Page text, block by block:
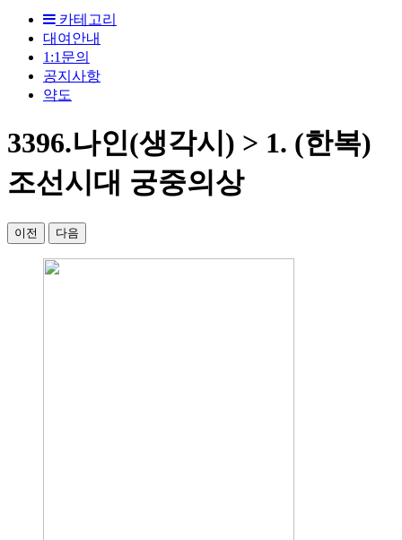
카테고리
대여안내
1:1문의
공지사항
약도
3396.나인(생각시) > 1. (한복)
조선시대 궁중의상
이전 다음